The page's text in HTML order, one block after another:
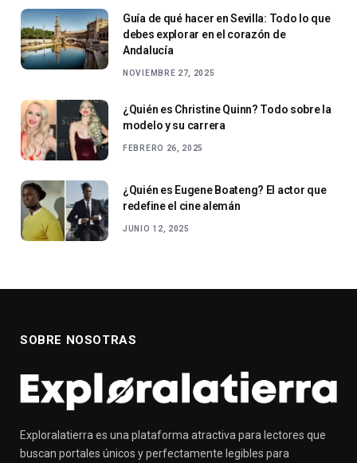
Guía de qué hacer en Sevilla: Todo lo que
debes explorar en el corazón de
Andalucía
NOVIEMBRE 27, 2025
¿Quién es Christine Quinn? Todo sobre la
modelo y su carrera
FEBRERO 26, 2025
¿Quién es Eugene Boateng? El actor que
redefine el cine alemán
JUNIO 12, 2025
SOBRE NOSOTRAS
Exploralatierra es una plataforma atractiva para lectores que
buscan portales únicos y perfectamente legibles para